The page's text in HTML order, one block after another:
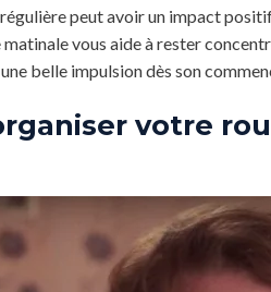
peut avoir un impact
vous aide à rester
belle impulsion dès son
votre